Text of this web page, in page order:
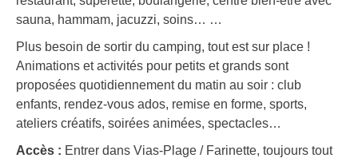
sauna, hammam, jacuzzi, soins… …
Plus besoin de sortir du camping, tout est sur place !
Animations et activités pour petits et grands sont
proposées quotidiennement du matin au soir : club
enfants, rendez-vous ados, remise en forme, sports,
ateliers créatifs, soirées animées, spectacles…
Accès : Entrer dans Vias-Plage / Farinette, toujours tout